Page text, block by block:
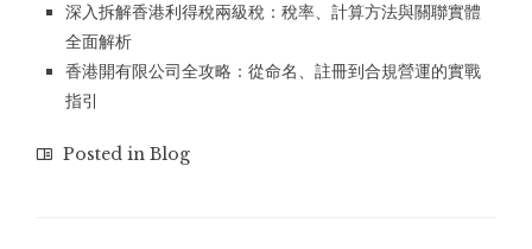
深入拆解香港利得稅兩級稅：稅率、計算方法與關聯實體
全面解析
香港開有限公司全攻略：從命名、註冊到合規營運的實戰
指引
Posted in Blog